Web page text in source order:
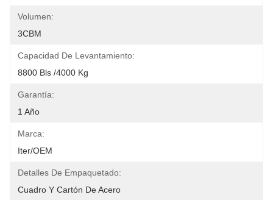
Volumen:
3CBM
Capacidad De Levantamiento:
8800 Bls /4000 Kg
Garantía:
1 Año
Marca:
Iter/OEM
Detalles De Empaquetado:
Cuadro Y Cartón De Acero